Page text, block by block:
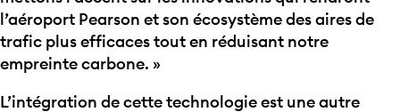
l’aéroport Pearson et son écosystème des aires de
trafic plus efficaces tout en réduisant notre
empreinte carbone. »
L’intégration de cette technologie est une autre